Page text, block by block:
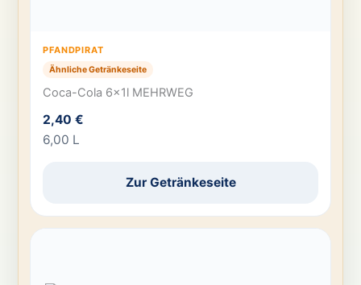
PFANDPIRAT
Ähnliche Getränkeseite
Coca-Cola 6x1l MEHRWEG
2,40 €
6,00 L
Zur Getränkeseite